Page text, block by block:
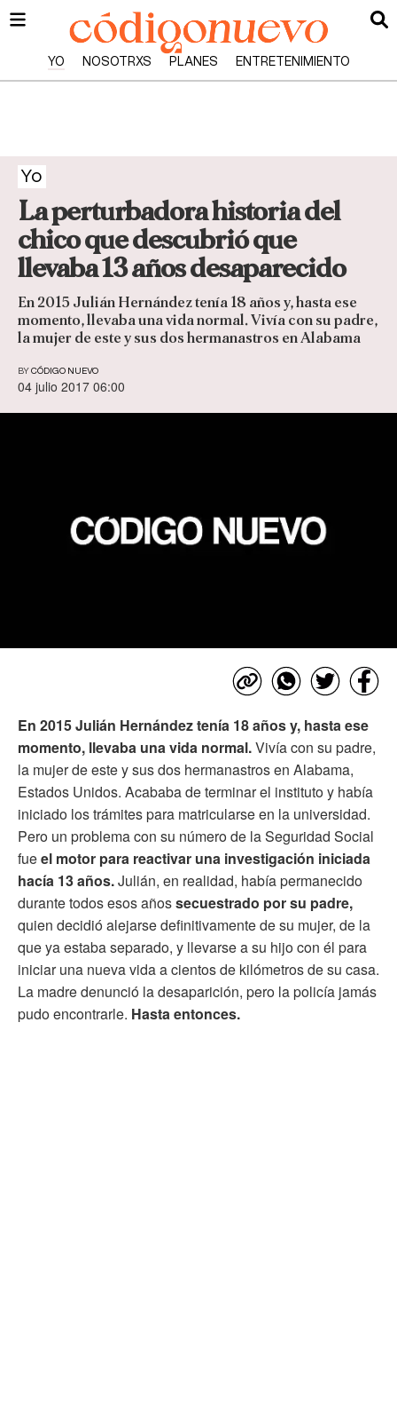
YO NOSOTRXS PLANES ENTRETENIMIENTO
Yo
La perturbadora historia del
chico que descubrió que
llevaba 13 años desaparecido
En 2015 Julián Hernández tenía 18 años y, hasta ese
momento, llevaba una vida normal. Vivía con su padre,
la mujer de este y sus dos hermanastros en Alabama
BY CÓDIGO NUEVO
04 julio 2017 06:00
En 2015 Julián Hernández tenía 18 años y, hasta ese
momento, llevaba una vida normal.Vivía con su padre,
la mujer de este y sus dos hermanastros en Alabama,
Estados Unidos. Acababa de terminar el instituto y había
iniciado los trámites para matricularse en la universidad.
Pero un problema con su número de la Seguridad Social
fueel motor para reactivar una investigación iniciada
hacía 13 años.Julián, en realidad, había permanecido
durante todos esos añossecuestrado por su padre,
quien decidió alejarse definitivamente de su mujer, de la
que ya estaba separado, y llevarse a su hijo con él para
iniciar una nueva vida a cientos de kilómetros de su casa.
La madre denunció la desaparición, pero la policía jamás
pudo encontrarle. Hasta entonces.